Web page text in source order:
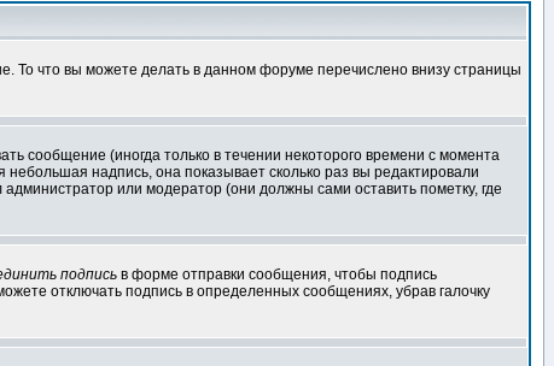
То что вы можете делать в данном форуме перечислено внизу страницы
сообщение (иногда только в течении некоторого времени с момента
надпись, она показывает сколько раз вы редактировали
или модератор (они должны сами оставить пометку, где
подпись в форме отправки сообщения, чтобы подпись
отключать подпись в определенных сообщениях, убрав галочку